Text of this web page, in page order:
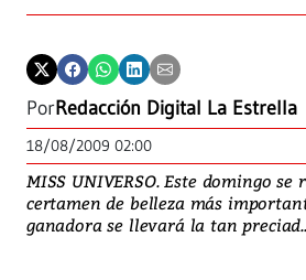
PorRedacción Digital La Estrella
18/08/2009 02:00
MISS UNIVERSO. Este domingo
certamen de belleza más
ganadora se llevará la tan